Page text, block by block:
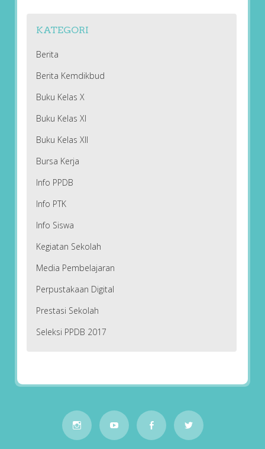
KATEGORI
Berita
Berita Kemdikbud
Buku Kelas X
Buku Kelas XI
Buku Kelas XII
Bursa Kerja
Info PPDB
Info PTK
Info Siswa
Kegiatan Sekolah
Media Pembelajaran
Perpustakaan Digital
Prestasi Sekolah
Seleksi PPDB 2017